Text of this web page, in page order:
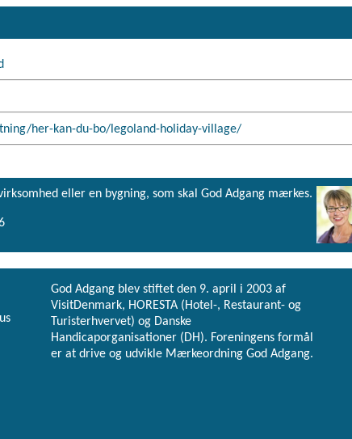
her-kan-du-bo/legoland-holiday-village/
eller en bygning, som skal God Adgang mærkes.
God Adgang blev stiftet den 9. april i 2003 af
VisitDenmark, HORESTA (Hotel-, Restaurant- og
Turisterhvervet) og Danske
Handicaporganisationer (DH). Foreningens formål
er at drive og udvikle Mærkeordning God Adgang.